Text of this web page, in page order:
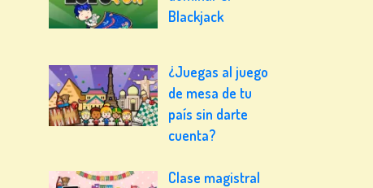
Blackjack
¿Juegas al juego
de mesa de tu
país sin darte
cuenta?
Clase magistral